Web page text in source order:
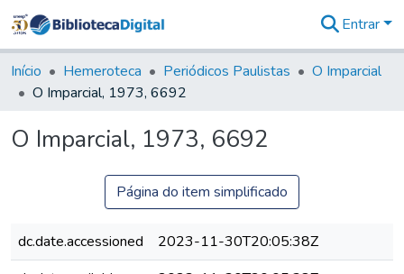
&
Coleções
Tudo na
Digital
Entrar
Início Hemeroteca Periódicos Paulistas
O Imparcial
O Imparcial, 1973, 6692
O Imparcial, 1973, 6692
Página do item simplificado
dc.date.accessioned
2023-11-30T20:05:38Z